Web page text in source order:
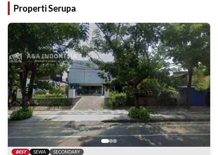
Properti Serupa
BEST SEWA SECONDARY